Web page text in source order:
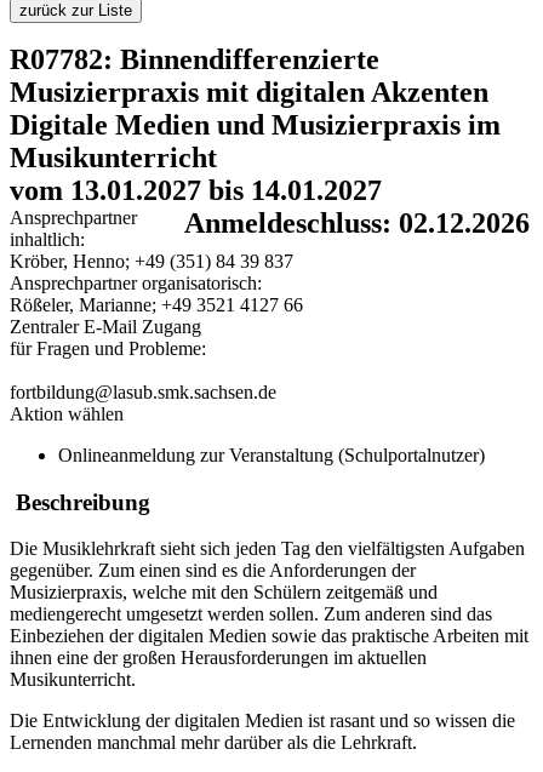
zurück zur Liste
R07782: Binnendifferenzierte
Musizierpraxis mit digitalen Akzenten
Digitale Medien und Musizierpraxis im
Musikunterricht
vom 13.01.2027 bis 14.01.2027
Anmeldeschluss: 02.12.2026
Ansprechpartner
inhaltlich:
Kröber, Henno; +49 (351) 84 39 837
Ansprechpartner organisatorisch:
Rößeler, Marianne; +49 3521 4127 66
Zentraler E-Mail Zugang
für Fragen und Probleme:
fortbildung@lasub.smk.sachsen.de
Aktion wählen
Onlineanmeldung zur Veranstaltung (Schulportalnutzer)
Beschreibung
Die Musiklehrkraft sieht sich jeden Tag den vielfältigsten Aufgaben
gegenüber. Zum einen sind es die Anforderungen der
Musizierpraxis, welche mit den Schülern zeitgemäß und
mediengerecht umgesetzt werden sollen. Zum anderen sind das
Einbeziehen der digitalen Medien sowie das praktische Arbeiten mit
ihnen eine der großen Herausforderungen im aktuellen
Musikunterricht.
Die Entwicklung der digitalen Medien ist rasant und so wissen die
Lernenden manchmal mehr darüber als die Lehrkraft.